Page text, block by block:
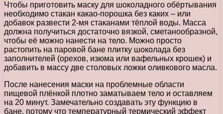
Чтобы приготовить маску для шоколадного обёртывания
необходимо стакан какао-порошка без каких – или
добавок развести 2-мя стаканами тёплой воды. Масса
должна получиться достаточно вязкой, сметанообразной,
чтобы её можно нанести на тело. Можно просто
растопить на паровой бане плитку шоколада без
заполнителей (орехов, изюма или вафельных крошек) и
добавить в массу две столовых ложки оливкового масла.
После нанесения маски на проблемные области
пищевой плёнкой плотно заматываем тело и оставляем
на 20 минут. Замечательно создавать эту функцию в
бане, потому что температурный термический эффект